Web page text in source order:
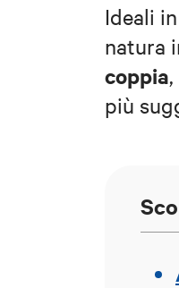
Ideali in
natura
coppia
più